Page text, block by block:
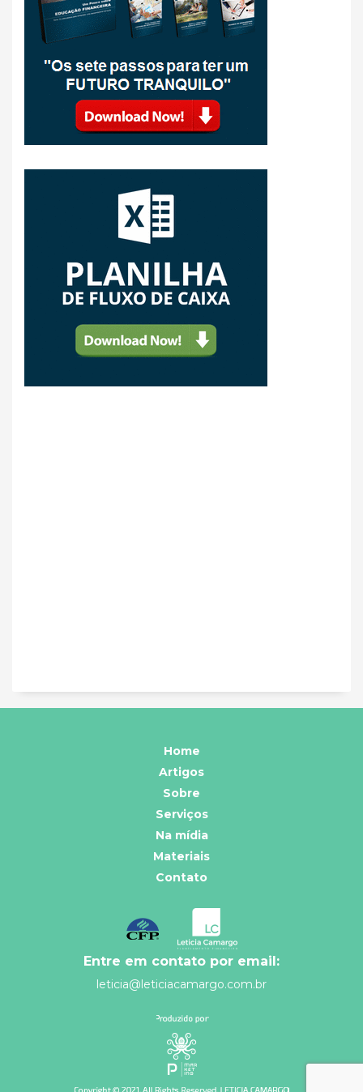
Home
Artigos
Sobre
Serviços
Na mídia
Materiais
Contato
Entre em contato por email:
leticia@leticiacamargo.com.br